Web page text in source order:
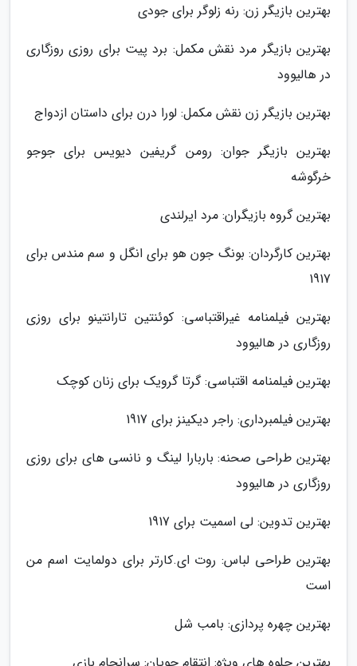
بهترین بازیگر زن: رنه زلوگر برای جودی
بهترین بازیگر مرد نقش مکمل: برد پیت برای روزی روزگاری
در هالیوود
بهترین بازیگر زن نقش مکمل: لورا درن برای داستان ازدواج
بهترین بازیگر جوان: رومن گریفین دیویس برای جوجو
خرگوشه
بهترین گروه بازیگران: مرد ایرلندی
بهترین کارگردان: بونگ جون هو برای انگل و سم مندس برای
1917
بهترین فیلمنامه غیراقتباسی: کوئنتین تارانتینو برای روزی
روزگاری در هالیوود
بهترین فیلمنامه اقتباسی: گرتا گرویک برای زنان کوچک
بهترین فیلمبرداری: راجر دیکینز برای 1917
بهترین طراحی صحنه: باربارا لینگ و نانسی های برای روزی
روزگاری در هالیوود
بهترین تدوین: لی اسمیت برای 1917
بهترین طراحی لباس: روت ای.کارتر برای دولمایت اسم من
است
بهترین چهره پردازی: بامب شل